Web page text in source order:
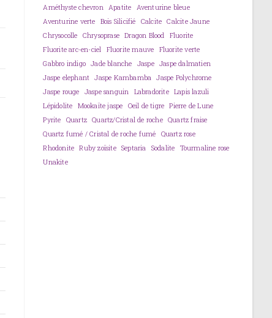
Améthyste chevron Apatite
Aventurine bleue
Aventurine verte
Bois Silicifié Calcite
Calcite Jaune
Chrysocolle
Chrysoprase Dragon Blood
Fluorite
Fluorite arc-en-ciel
Fluorite mauve
Fluorite verte
Gabbro indigo Jade blanche Jaspe Jaspe dalmatien
Jaspe elephant
Jaspe Kambamba
Jaspe Polychrome
Jaspe rouge
Jaspe sanguin Labradorite Lapis lazuli
Lépidolite
Mookaïte jaspe Oeil de tigre
Pierre de Lune
Pyrite
Quartz Quartz/Cristal de roche Quartz fraise
Quartz fumé / Cristal de roche fumé
Quartz rose
Rhodonite
Ruby zoïsite Septaria Sodalite
Tourmaline rose
Unakite